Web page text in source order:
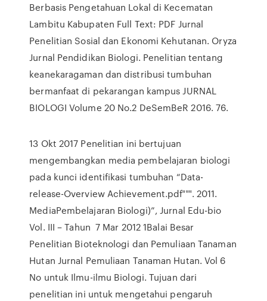
Berbasis Pengetahuan Lokal di Kecematan
Lambitu Kabupaten Full Text: PDF Jurnal
Penelitian Sosial dan Ekonomi Kehutanan. Oryza
Jurnal Pendidikan Biologi. Penelitian tentang
keanekaragaman dan distribusi tumbuhan
bermanfaat di pekarangan kampus JURNAL
BIOLOGI Volume 20 No.2 DeSemBeR 2016. 76.
13 Okt 2017 Penelitian ini bertujuan
mengembangkan media pembelajaran biologi
pada kunci identifikasi tumbuhan “Data-
release-Overview Achievement.pdf‟‟‟. 2011.
MediaPembelajaran Biologi)”, Jurnal Edu-bio
Vol. III – Tahun 7 Mar 2012 1Balai Besar
Penelitian Bioteknologi dan Pemuliaan Tanaman
Hutan Jurnal Pemuliaan Tanaman Hutan. Vol 6
No untuk Ilmu-ilmu Biologi. Tujuan dari
penelitian ini untuk mengetahui pengaruh